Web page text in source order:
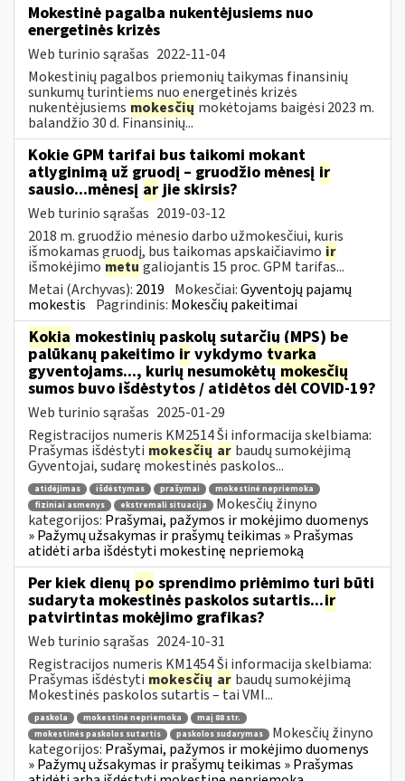
Mokestinė pagalba nukentėjusiems nuo
energetinės krizės
Web turinio sąrašas 2022-11-04
Mokestinių pagalbos priemonių taikymas finansinių
sunkumų turintiems nuo energetinės krizės
nukentėjusiems mokesčių mokėtojams baigėsi 2023 m.
balandžio 30 d. Finansinių...
Kokie GPM tarifai bus taikomi mokant
atlyginimą už gruodį – gruodžio mėnesį ir
sausio...mėnesį arjie skirsis?
Web turinio sąrašas 2019-03-12
2018 m. gruodžio mėnesio darbo užmokesčiui, kuris
išmokamas gruodį, bus taikomas apskaičiavimo ir
išmokėjimo metu galiojantis 15 proc. GPM tarifas...
Metai (Archyvas): 2019 Mokesčiai:Gyventojų pajamų
mokestis Pagrindinis: Mokesčių pakeitimai
Kokia mokestinių paskolų sutarčių (MPS) be
palūkanų pakeitimo ir vykdymo tvarka
gyventojams..., kurių nesumokėtųmokesčių
sumos buvo išdėstytos / atidėtos dėl COVID-19?
Web turinio sąrašas 2025-01-29
Registracijos numeris KM2514 Ši informacija skelbiama:
Prašymas išdėstyti mokesčių ar baudų sumokėjimą
Gyventojai, sudarę mokestinės paskolos...
atidėjimas išdėstymas prašymai
mokestinė nepriemoka
fiziniai asmenys
ekstremali situacija
Mokesčių žinyno
kategorijos: Prašymai, pažymos ir mokėjimo duomenys
» Pažymų užsakymas ir prašymų teikimas » Prašymas
atidėti arba išdėstyti mokestinę nepriemoką
Per kiek dienų po sprendimo priėmimo turi būti
sudaryta mokestinės paskolos sutartis...ir
patvirtintas mokėjimo grafikas?
Web turinio sąrašas 2024-10-31
Registracijos numeris KM1454 Ši informacija skelbiama:
Prašymas išdėstyti mokesčių ar baudų sumokėjimą
Mokestinės paskolos sutartis – tai VMI...
paskola mokestinė nepriemoka
maį 88 str.
mokestinės paskolos sutartis
paskolos sudarymas
Mokesčių žinyno
kategorijos: Prašymai, pažymos ir mokėjimo duomenys
» Pažymų užsakymas ir prašymų teikimas » Prašymas